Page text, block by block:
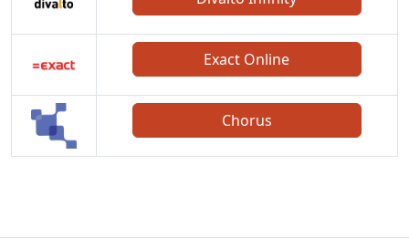
Exact Online
Chorus